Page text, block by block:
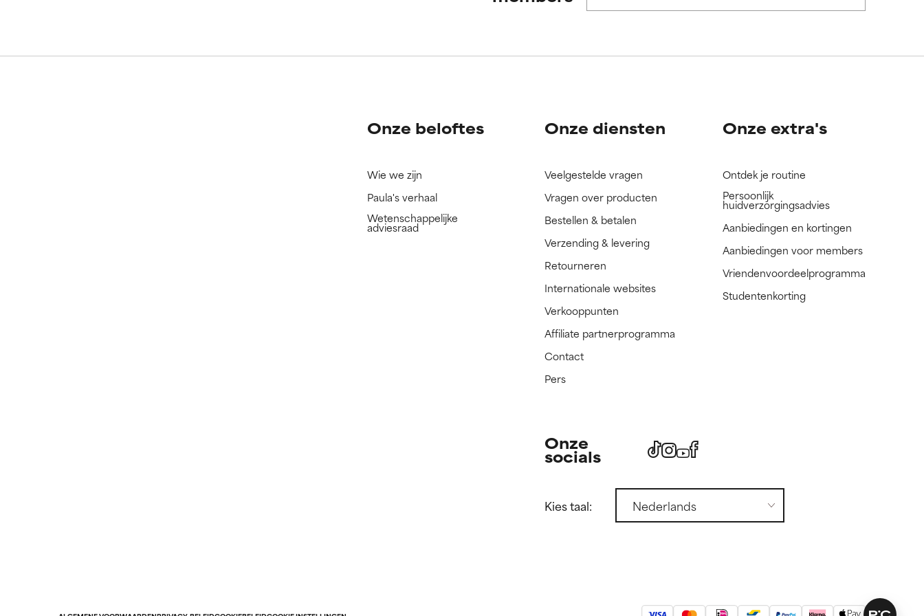
Onze beloftes
Wie we zijn
Paula's verhaal
Wetenschappelijke
adviesraad
Onze diensten
Veelgestelde vragen
Vragen over producten
Bestellen & betalen
Verzending & levering
Retourneren
Internationale websites
Verkooppunten
Affiliate partnerprogramma
Contact
Pers
Onze extra's
Ontdek je routine
Persoonlijk
huidverzorgingsadvies
Aanbiedingen en kortingen
Aanbiedingen voor members
Vriendenvoordeelprogramma
Studentenkorting
Onze
socials
Kies taal: